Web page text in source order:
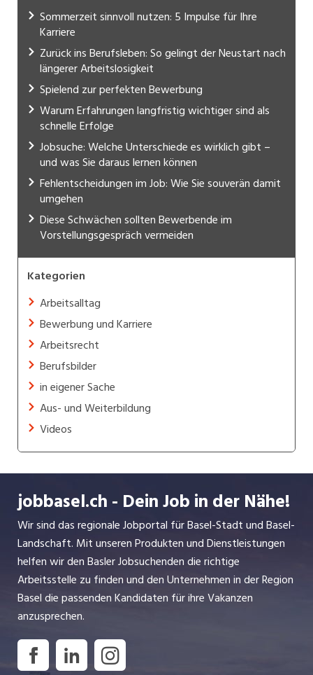
Sommerzeit sinnvoll nutzen: 5 Impulse für Ihre
Karriere
Zurück ins Berufsleben: So gelingt der Neustart nach
längerer Arbeitslosigkeit
Spielend zur perfekten Bewerbung
Warum Erfahrungen langfristig wichtiger sind als
schnelle Erfolge
Jobsuche: Welche Unterschiede es wirklich gibt –
und was Sie daraus lernen können
Fehlentscheidungen im Job: Wie Sie souverän damit
umgehen
Diese Schwächen sollten Bewerbende im
Vorstellungsgespräch vermeiden
Kategorien
Arbeitsalltag
Bewerbung und Karriere
Arbeitsrecht
Berufsbilder
in eigener Sache
Aus- und Weiterbildung
Videos
jobbasel.ch - Dein Job in der Nähe!
Wir sind das regionale Jobportal für Basel-Stadt und Basel-
Landschaft. Mit unseren Produkten und Dienstleistungen
helfen wir den Basler Jobsuchenden die richtige
Arbeitsstelle zu finden und den Unternehmen in der Region
Basel die passenden Kandidaten für ihre Vakanzen
anzusprechen.